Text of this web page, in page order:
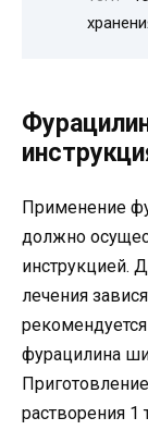
Применение
должно
инструкцией.
лечения
фурацилина
растворения